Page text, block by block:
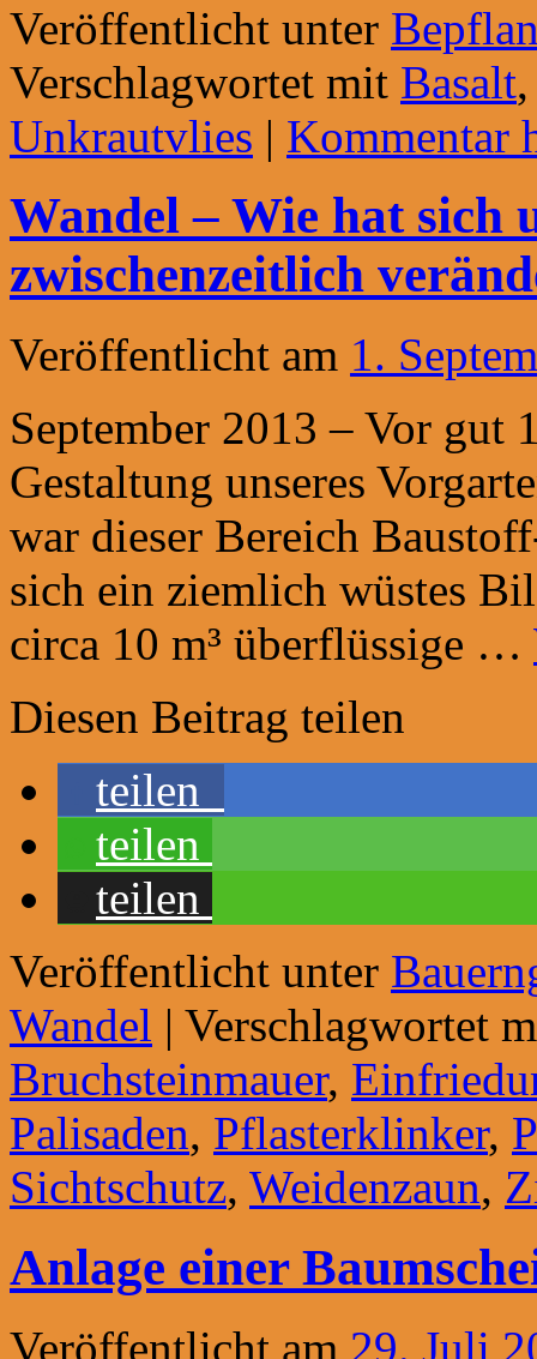
Veröffentlicht unter
Verschlagwortet mit Basalt
Unkrautvlies | Kommentar
Wandel – Wie hat sich
zwischenzeitlich
Veröffentlicht am 1.
September 2013 – Vor gut
Gestaltung unseres
war dieser Bereich
sich ein ziemlich wüstes
circa 10 m³ überflüssige …
Diesen Beitrag teilen
teilen
teilen
teilen
Veröffentlicht unter
Wandel | Verschlagwortet
Bruchsteinmauer,
Palisaden, Pflasterklinker,
Sichtschutz, Weidenzaun,
Anlage einer
Veröffentlicht am 29. Juli